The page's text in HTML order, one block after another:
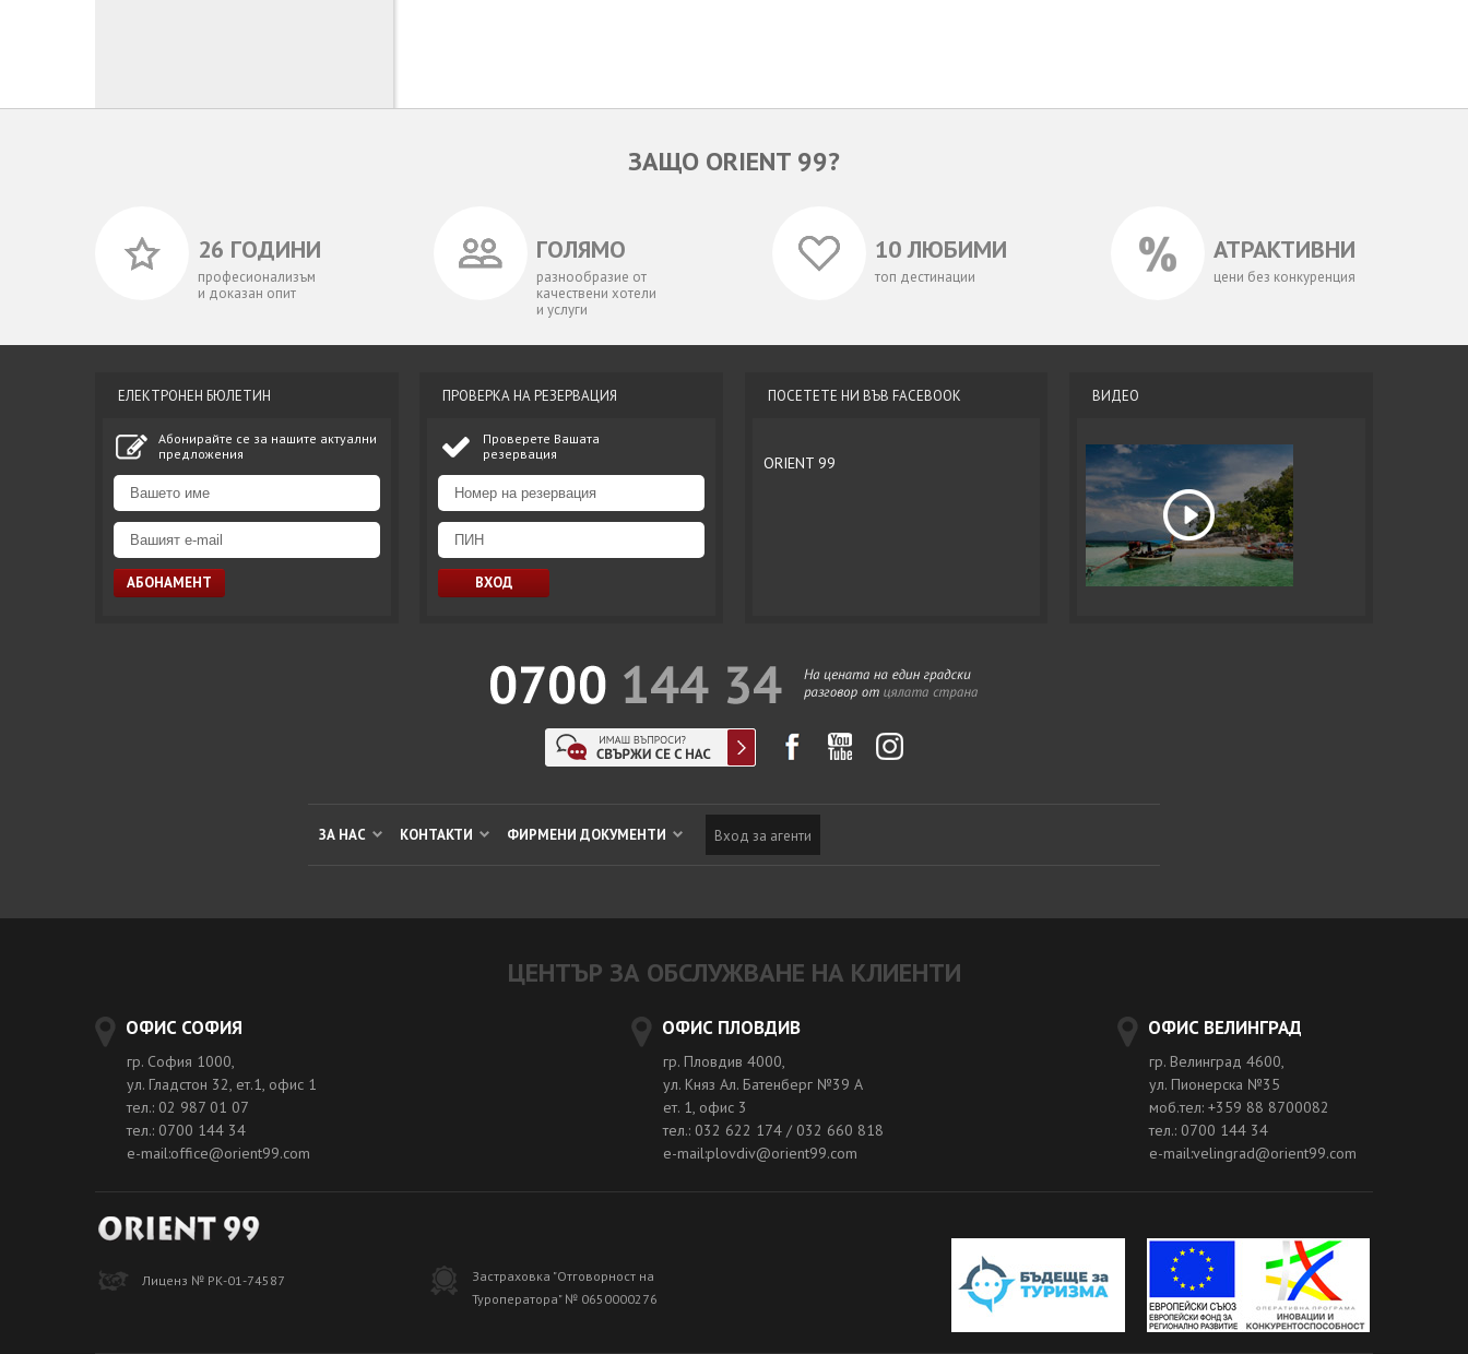
ЗАЩО ORIENT 99?
26 ГОДИНИ
професионализъм
и доказан опит
ГОЛЯМО
разнообразие от
качествени хотели
и услуги
10 ЛЮБИМИ
топ дестинации
АТРАКТИВНИ
цени без конкуренция
ЕЛЕКТРОНЕН БЮЛЕТИН
Абонирайте се за нашите актуални
предложения
ПРОВЕРКА НА РЕЗЕРВАЦИЯ
Проверете Вашата
резервация
ПОСЕТЕТЕ НИ ВЪВ FACEBOOK
ORIENT 99
ВИДЕО
ЗА НАС КОНТАКТИ ФИРМЕНИ ДОКУМЕНТИ Вход за агенти
ЦЕНТЪР ЗА ОБСЛУЖВАНЕ НА КЛИЕНТИ
ОФИС СОФИЯ
гр. София 1000,
ул. Гладстон 32, ет.1, офис 1
тел.: 02 987 01 07
тел.: 0700 144 34
e-mail:office@orient99.com
ОФИС ПЛОВДИВ
гр. Пловдив 4000,
ул. Княз Ал. Батенберг №39 A
ет. 1, офис 3
тел.: 032 622 174 / 032 660 818
e-mail:plovdiv@orient99.com
ОФИС ВЕЛИНГРАД
гр. Велинград 4600,
ул. Пионерска №35
моб.тел: +359 88 8700082
тел.: 0700 144 34
e-mail:velingrad@orient99.com
Лиценз № РК-01-74587
Застраховка "Отговорност на
Туроператора" № 0650000276